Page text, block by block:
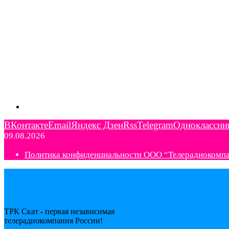
ВКонтактеEmailЯндекс ДзенRssTelegram
09.08.2026
Политика конфиденциальности ООО
ТРК Скат - первая независимая
телерадиокомпания Роcсии!